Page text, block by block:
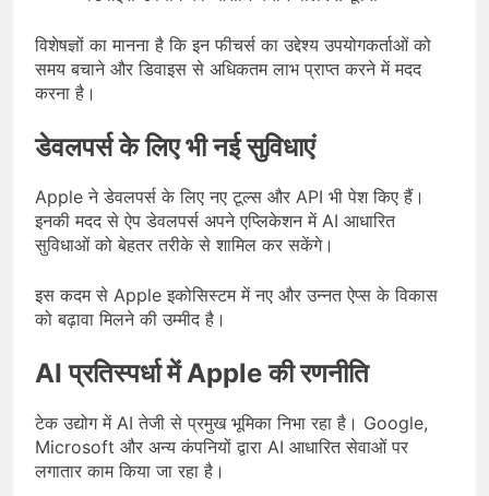
विशेषज्ञों का मानना है कि इन फीचर्स का उद्देश्य उपयोगकर्ताओं को
समय बचाने और डिवाइस से अधिकतम लाभ प्राप्त करने में मदद
करना है।
डेवलपर्स के लिए भी नई सुविधाएं
Apple ने डेवलपर्स के लिए नए टूल्स और API भी पेश किए हैं।
इनकी मदद से ऐप डेवलपर्स अपने एप्लिकेशन में AI आधारित
सुविधाओं को बेहतर तरीके से शामिल कर सकेंगे।
इस कदम से Apple इकोसिस्टम में नए और उन्नत ऐप्स के विकास
को बढ़ावा मिलने की उम्मीद है।
AI प्रतिस्पर्धा में Apple की रणनीति
टेक उद्योग में AI तेजी से प्रमुख भूमिका निभा रहा है। Google,
Microsoft और अन्य कंपनियों द्वारा AI आधारित सेवाओं पर
लगातार काम किया जा रहा है।